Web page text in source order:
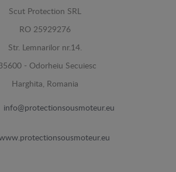
Scut Protection SRL
RO 25929276
Str. Lemnarilor nr.14.
- Odorheiu Secuiesc
Harghita, Romania
info@protectionsousmoteur.eu